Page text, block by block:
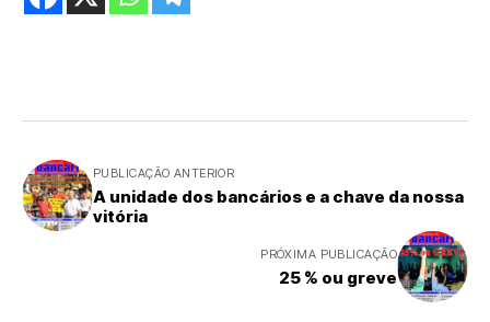
PUBLICAÇÃO ANTERIOR
A unidade dos bancários e a chave da nossa
vitória
PRÓXIMA PUBLICAÇÃO
25 % ou greve